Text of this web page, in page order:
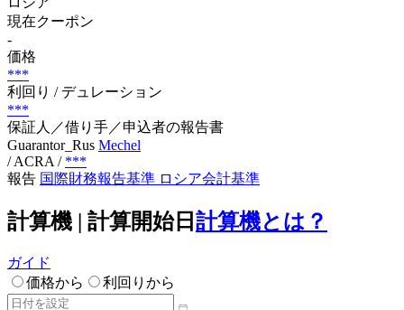
現在クーポン
-
価格
***
利回り / デュレーション
***
保証人／借り手／申込者の報告書
Guarantor_Rus Mechel
/ ACRA / ***
報告 国際財務報告基準 ロシア会計基準
計算機 | 計算開始日 計算機とは？
ガイド
価格から
利回りから